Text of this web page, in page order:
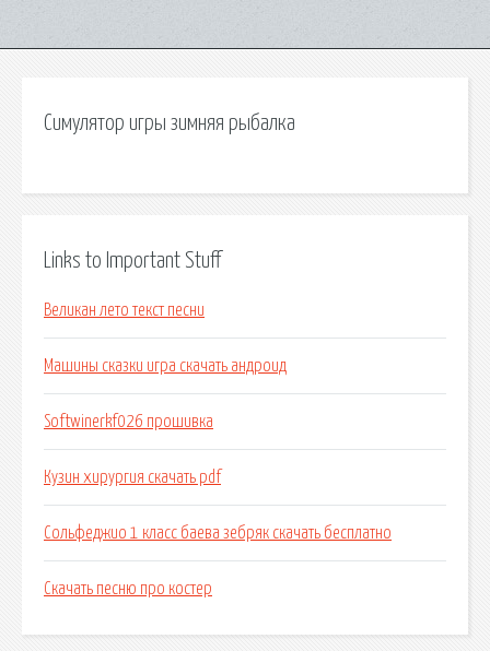
Симулятор игры зимняя рыбалка
Links to Important Stuff
Великан лето текст песни
Машины сказки игра скачать андроид
Softwinerkf026 прошивка
Кузин хирургия скачать pdf
Сольфеджио 1 класс баева зебряк скачать бесплатно
Скачать песню про костер